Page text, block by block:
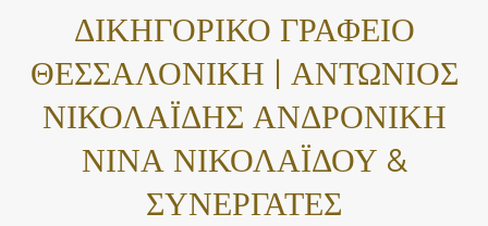
ΔΙΚΗΓΟΡΙΚΟ ΓΡΑΦΕΙΟ
ΘΕΣΣΑΛΟΝΙΚΗ | ΑΝΤΩΝΙΟΣ
ΝΙΚΟΛΑΪΔΗΣ ΑΝΔΡΟΝΙΚΗ
ΝΙΝΑ ΝΙΚΟΛΑΪΔΟΥ &
ΣΥΝΕΡΓΑΤΕΣ